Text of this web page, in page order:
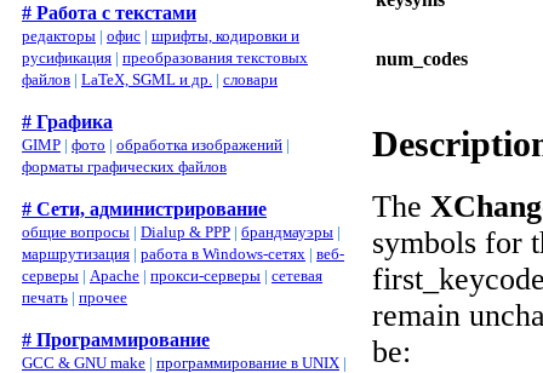
# Работа с текстами
редакторы | офис | шрифты, кодировки и
русификация | преобразования текстовых
файлов | LaTeX, SGML и др. | словари
# Графика
GIMP | фото | обработка изображений |
форматы графических файлов
# Сети, администрирование
общие вопросы | Dialup & PPP | брандмауэры |
маршрутизация | работа в Windows-сетях | веб-
серверы | Apache | прокси-серверы | сетевая
печать | прочее
# Программирование
GCC & GNU make | программирование в UNIX |
num_codes
The
symbols for
remain
be: